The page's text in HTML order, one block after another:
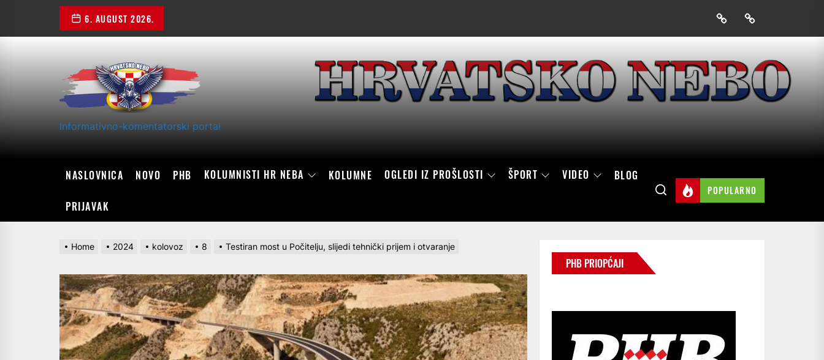
the
6. AUGUST 2026. PrijavakSkini
mobilnu
Hrvatskog
neba
Informativno-komentatorski portal
NASLOVNICA NOVO PHB KOLUMNISTI HR NEBA KOLUMNE OGLEDI IZ PROŠLOSTI ŠPORT VIDEO BLOG
PRIJAVAK
POPULARNO
Home 2024 kolovoz 8 Testiran most u Počitelju, slijedi tehnički prijem i otvaranje
PHB PRIOPĆAJI